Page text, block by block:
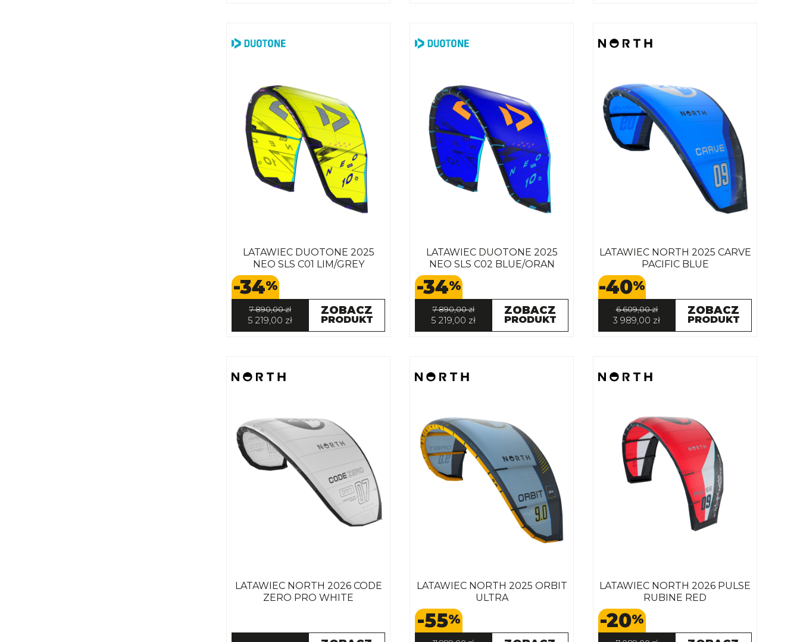
LATAWIEC DUOTONE 2025
NEO SLS C01 LIM/GREY
-34%
7 890,00 zł
5 219,00 zł
ZOBACZ
PRODUKT
LATAWIEC DUOTONE 2025
NEO SLS C02 BLUE/ORAN
-34%
7 890,00 zł
5 219,00 zł
ZOBACZ
PRODUKT
LATAWIEC NORTH 2025 CARVE
PACIFIC BLUE
-40%
6 609,00 zł
3 989,00 zł
ZOBACZ
PRODUKT
LATAWIEC NORTH 2026 CODE
ZERO PRO WHITE
LATAWIEC NORTH 2025 ORBIT
ULTRA
-55%
LATAWIEC NORTH 2026 PULSE
RUBINE RED
-20%